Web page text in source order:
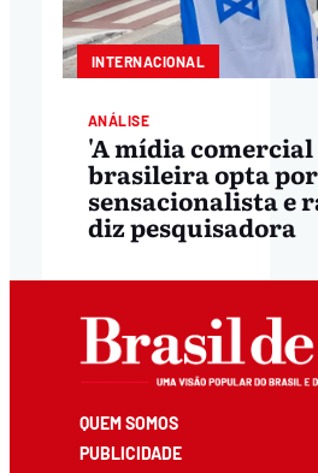
INTERNACIONAL
ANÁLISE
'A mídia comercial
brasileira opta
sensacionalista e
diz pesquisadora
QUEM SOMOS
PUBLICIDADE